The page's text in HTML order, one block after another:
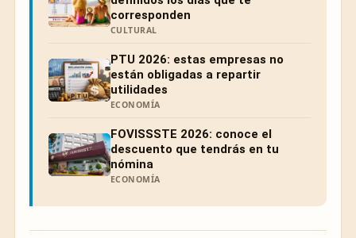
corresponden
CULTURAL
PTU 2026: estas empresas no
están obligadas a repartir
utilidades
ECONOMÍA
FOVISSSTE 2026: conoce el
descuento que tendrás en tu
nómina
ECONOMÍA